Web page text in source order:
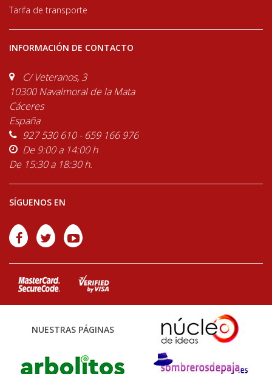
Tarifa de transporte
INFORMACIÓN DE CONTACTO
C/ Veteranos, 3
10300 Navalmoral de la Mata
Cáceres
España
927 530 610 - 659 166 976
De 9:00 a 14:00 h
De 15:30 a 18:30 h.
SÍGUENOS EN
NUESTRAS PÁGINAS